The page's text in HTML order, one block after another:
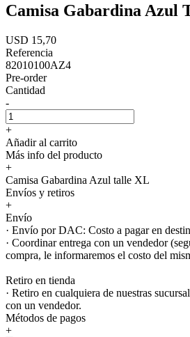
Camisa Gabardina Azul
USD 15,70
Referencia
82010100AZ4
Pre-order
Cantidad
-
+
Añadir al carrito
Más info del producto
+
Camisa Gabardina Azul talle XL
Envíos y retiros
+
Envío
· Envío por DAC: Costo a pagar en
· Coordinar entrega con un vendedor
compra, le informaremos el costo del
Retiro en tienda
· Retiro en cualquiera de nuestras
con un vendedor.
Métodos de pagos
+